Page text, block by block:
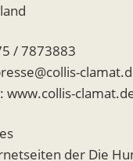
/ 7873883
www.collis-
der Die